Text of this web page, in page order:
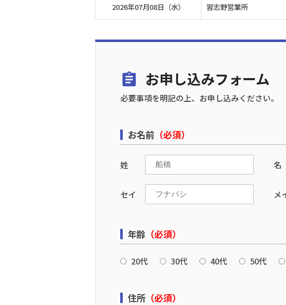
2026年07月08日（水） 習志野営業所
お申し込みフォーム
必要事項を明記の上、お申し込みください。
お名前 （必須）
姓 名
セイ メ
年齢 （必須）
20代 30代 40代 50代
住所 （必須）